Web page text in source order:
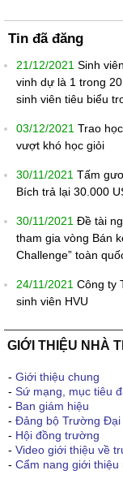
Tin đã đăng
21/12/2021 Sinh
vinh dự là 1 trong
sinh viên tiêu biểu
03/12/2021 Trao
vượt khó học giỏi
30/11/2021 Tấm
Bích trả lại 30.000
30/11/2021 Đề tài
tham gia vòng Bán
Challenge” toàn
24/11/2021 Công ty
sinh viên HVU
GIỚI THIỆU NHÀ
- Giới thiệu chung
- Sứ mạng, mục tiêu
- Ban giám hiệu
- Đảng bộ Trường Đại
- Hội đồng trường
- Video giới thiệu về
- Cẩm nang giới thiệu